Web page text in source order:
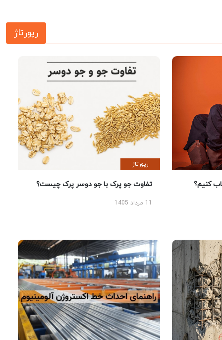
رپورتاژ
کنیم؟
رپورتاژ
تفاوت جو پرک با جو دوسر پرک چیست؟